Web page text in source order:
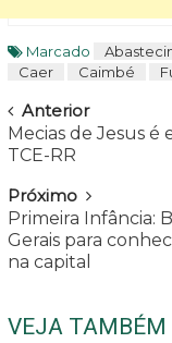
Marcado
Caer
Caimbé
Navegar
Anterior
Mecias de Jesus
TCE-RR
Próximo
Primeira Infância:
Gerais para
na capital
VEJA TAMBÉM